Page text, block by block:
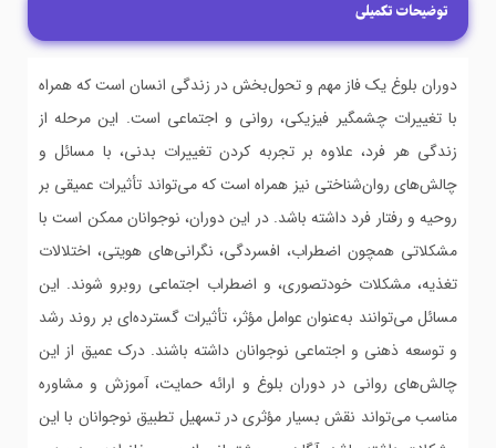
توضیحات تکمیلی
دوران بلوغ یک فاز مهم و تحول‌بخش در زندگی انسان است که همراه
با تغییرات چشمگیر فیزیکی، روانی و اجتماعی است. این مرحله از
زندگی هر فرد، علاوه بر تجربه کردن تغییرات بدنی، با مسائل و
چالش‌های روان‌شناختی نیز همراه است که می‌تواند تأثیرات عمیقی بر
روحیه و رفتار فرد داشته باشد. در این دوران، نوجوانان ممکن است با
مشکلاتی همچون اضطراب، افسردگی، نگرانی‌های هویتی، اختلالات
تغذیه، مشکلات خودتصوری، و اضطراب اجتماعی روبرو شوند. این
مسائل می‌توانند به‌عنوان عوامل مؤثر، تأثیرات گسترده‌ای بر روند رشد
و توسعه ذهنی و اجتماعی نوجوانان داشته باشند. درک عمیق از این
چالش‌های روانی در دوران بلوغ و ارائه حمایت، آموزش و مشاوره
مناسب می‌تواند نقش بسیار مؤثری در تسهیل تطبیق نوجوانان با این